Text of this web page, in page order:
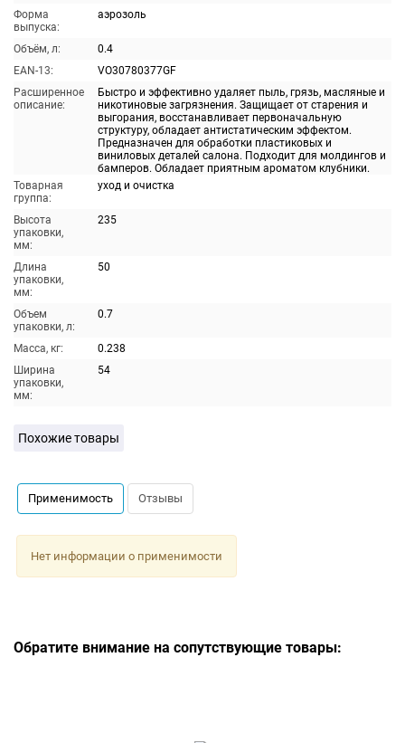
Форма
выпуска:
аэрозоль
Объём, л:
0.4
EAN-13:
VO30780377GF
Расширенное
описание:
Быстро и эффективно удаляет пыль, грязь, масляные и
никотиновые загрязнения. Защищает от старения и
выгорания, восстанавливает первоначальную
структуру, обладает антистатическим эффектом.
Предназначен для обработки пластиковых и
виниловых деталей салона. Подходит для молдингов и
бамперов. Обладает приятным ароматом клубники.
Товарная
группа:
уход и очистка
Высота
упаковки,
мм:
235
Длина
упаковки,
мм:
50
Объем
упаковки, л:
0.7
Масса, кг:
0.238
Ширина
упаковки,
мм:
54
Похожие товары
Применимость Отзывы
Нет информации о применимости
Обратите внимание на сопутствующие товары: